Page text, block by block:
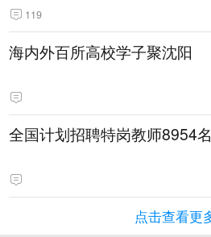
119
海内外百所高校学子聚沈阳
全国计划招聘特岗教师8954名
点击查看更